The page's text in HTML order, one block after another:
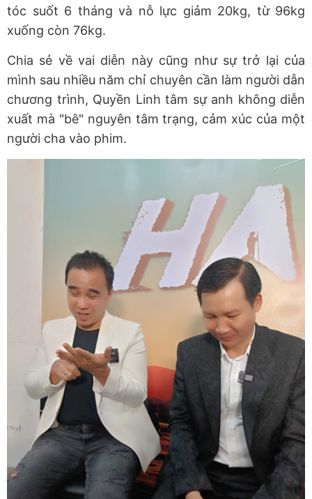
tóc suốt 6 tháng và nỗ lực giảm 20kg, từ 96kg
xuống còn 76kg.
Chia sẻ về vai diễn này cũng như sự trở lại của
mình sau nhiều năm chỉ chuyên cần làm người dẫn
chương trình, Quyền Linh tâm sự anh không diễn
xuất mà "bê" nguyên tâm trạng, cảm xúc của một
người cha vào phim.